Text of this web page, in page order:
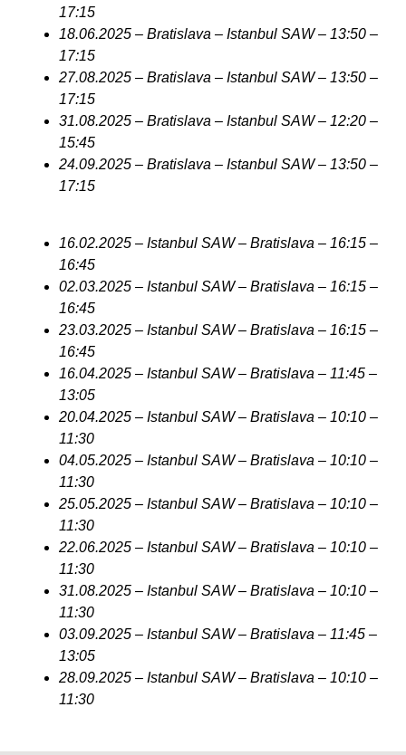
17:15
18.06.2025 – Bratislava – Istanbul SAW – 13:50 –
17:15
27.08.2025 – Bratislava – Istanbul SAW – 13:50 –
17:15
31.08.2025 – Bratislava – Istanbul SAW – 12:20 –
15:45
24.09.2025 – Bratislava – Istanbul SAW – 13:50 –
17:15
16.02.2025 – Istanbul SAW – Bratislava – 16:15 –
16:45
02.03.2025 – Istanbul SAW – Bratislava – 16:15 –
16:45
23.03.2025 – Istanbul SAW – Bratislava – 16:15 –
16:45
16.04.2025 – Istanbul SAW – Bratislava – 11:45 –
13:05
20.04.2025 – Istanbul SAW – Bratislava – 10:10 –
11:30
04.05.2025 – Istanbul SAW – Bratislava – 10:10 –
11:30
25.05.2025 – Istanbul SAW – Bratislava – 10:10 –
11:30
22.06.2025 – Istanbul SAW – Bratislava – 10:10 –
11:30
31.08.2025 – Istanbul SAW – Bratislava – 10:10 –
11:30
03.09.2025 – Istanbul SAW – Bratislava – 11:45 –
13:05
28.09.2025 – Istanbul SAW – Bratislava – 10:10 –
11:30